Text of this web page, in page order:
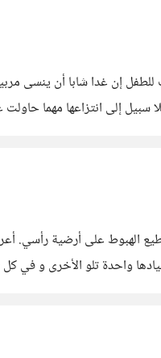
إن غدا شابا أن ينسى
إلى انتزاعها مهما
الهبوط على أرضية رأسي.
تلو الأخرى و في كل